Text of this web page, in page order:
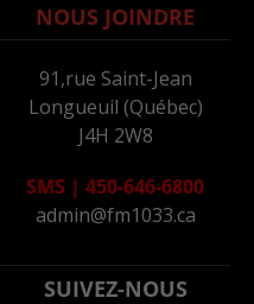
NOUS JOINDRE
91,rue Saint-Jean
Longueuil (Québec)
J4H 2W8
SMS | 450-646-6800
admin@fm1033.ca
SUIVEZ-NOUS